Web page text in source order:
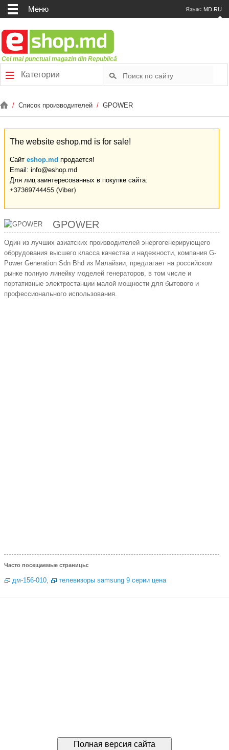
Меню Язык: MD RU
Cel mai punctual magazin din Republică
Категории
/ Список производителей / GPOWER
The website eshop.md is for sale!
Сайт eshop.md продается!
Email: info@eshop.md
Для лиц заинтересованных в покупке сайта:
GPOWER
Один из лучших азиатских производителей энергогенерирующего
оборудования высшего класса качества и надежности, компания G-
Power Generation Sdn Bhd из Малайзии, предлагает на российском
рынке полную линейку моделей генераторов, в том числе и
портативные электростанции малой мощности для бытового и
профессионального использования.
Часто посещаемые страницы:
дм-156-010, телевизоры samsung 9 серии цена